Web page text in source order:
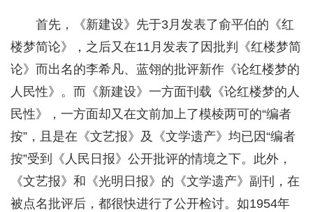
首先，《新建设》先于3月发表了俞平伯的《红
楼梦简论》，之后又在11月发表了因批判《红楼梦简
论》而出名的李希凡、蓝翎的批评新作《论红楼梦的
人民性》。而《新建设》一方面刊载《论红楼梦的人
民性》，一方面却又在文前加上了模棱两可的“编者
按”，且是在《文艺报》及《文学遗产》均已因“编者
按”受到《人民日报》公开批评的情境之下。此外，
《文艺报》和《光明日报》的《文学遗产》副刊，在
被点名批评后，都很快进行了公开检讨。如1954年